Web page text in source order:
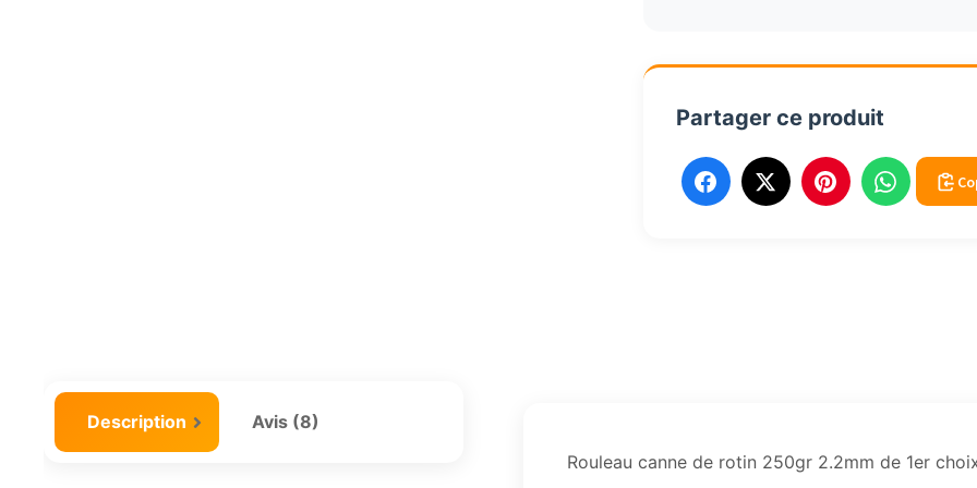
1er
Partager ce produit
Description
Avis (8)
Rouleau canne de rotin 250gr 2.2mm de 1er